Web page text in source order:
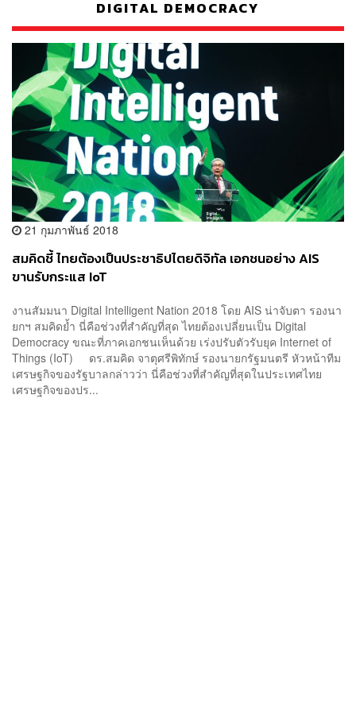
DIGITAL DEMOCRACY
21 กุมภาพันธ์ 2018
สมคิดชี้ ไทยต้องเป็นประชาธิปไตยดิจิทัล เอกชนอย่าง AIS
ขานรับกระแส IoT
งานสัมมนา Digital Intelligent Nation 2018 โดย AIS น่าจับตา รองนา
ยกฯ สมคิดย้ำ นี่คือช่วงที่สำคัญที่สุด ไทยต้องเปลี่ยนเป็น Digital
Democracy ขณะที่ภาคเอกชนเห็นด้วย เร่งปรับตัวรับยุค Internet of
Things (IoT) ดร.สมคิด จาตุศรีพิทักษ์ รองนายกรัฐมนตรี หัวหน้าทีม
เศรษฐกิจของรัฐบาลกล่าวว่า นี่คือช่วงที่สำคัญที่สุดในประเทศไทย
เศรษฐกิจของปร...